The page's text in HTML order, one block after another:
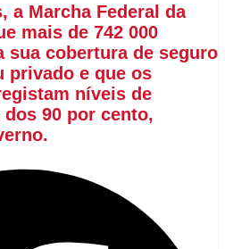
a Marcha Federal da
mais de 742 000
sua cobertura de seguro
privado e que os
níveis de
90 por cento,